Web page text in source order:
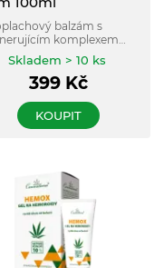
balzám s
komplexem
Skladem > 10 ks
399Kč
KOUPIT